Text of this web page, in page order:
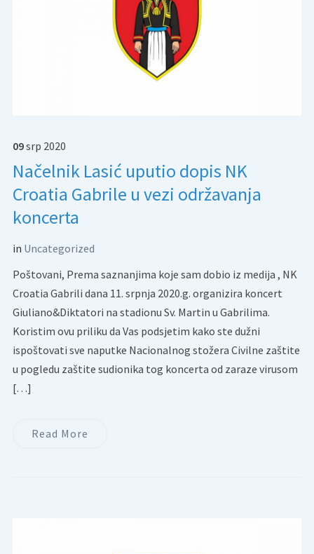
09srp 2020
Načelnik Lasić uputio dopis NK
Croatia Gabrile u vezi održavanja
koncerta
in Uncategorized
Poštovani, Prema saznanjima koje sam dobio iz medija , NK
Croatia Gabrili dana 11. srpnja 2020.g. organizira koncert
Giuliano&Diktatori na stadionu Sv. Martin u Gabrilima.
Koristim ovu priliku da Vas podsjetim kako ste dužni
ispoštovati sve naputke Nacionalnog stožera Civilne zaštite
u pogledu zaštite sudionika tog koncerta od zaraze virusom
[…]
Read More